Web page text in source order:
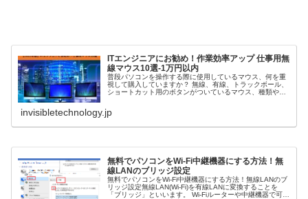
ITエンジニアにお勧め！作業効率アップ 仕事用無
線マウス10選-1万円以内
普段パソコンを操作する際に使用しているマウス、何を重
視して購入していますか？ 無線、有線、トラックボール、
ショートカット用のボタンがついているマウス、種類や意
invisibletechnology.jp
無料でパソコンをWi-Fi中継機器にする方法！無
線LANのブリッジ設定
無料でパソコンをWi-Fi中継機器にする方法！無線LANのブ
リッジ設定無線LAN(Wi-Fi)を有線LANに変換することを
「ブリッジ」といいます。 Wi-Fiルーターや中継機器で可能